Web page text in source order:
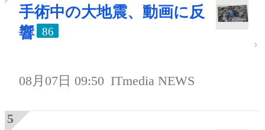
手術中の大地震、動画に反
響
86
08月07日 09:50 ITmedia NEWS